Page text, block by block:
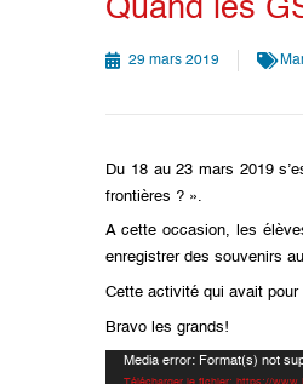
Quand les
29 mars 2019
Du 18 au 23 mars 2019
frontières ? ».
A cette occasion, les
enregistrer des souvenirs
Cette activité qui avait pour
Bravo les grands!
Lecteur
Media error: Format(s) not
Télécharger le fichier: https://